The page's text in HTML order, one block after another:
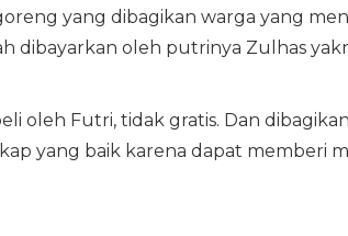
yang dibagikan warga yang
dibayarkan oleh putrinya Zulhas
oleh Futri, tidak gratis. Dan
yang baik karena dapat memberi